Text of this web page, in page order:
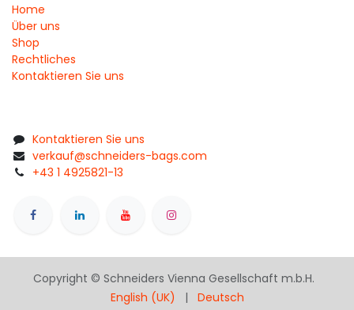
Home
Über uns
Shop
Rechtliches
Kontaktieren Sie uns
Kontaktieren Sie uns
verkauf@schneiders-bags.com
+43 1 4925821-13
Copyright © Schneiders Vienna Gesellschaft m.b.H.
English (UK)
| Deutsch